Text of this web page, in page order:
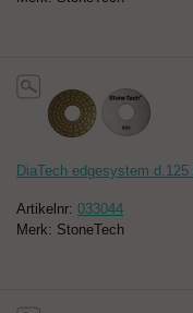
DiaTech edgesystem
Artikelnr: 033044
Merk: StoneTech